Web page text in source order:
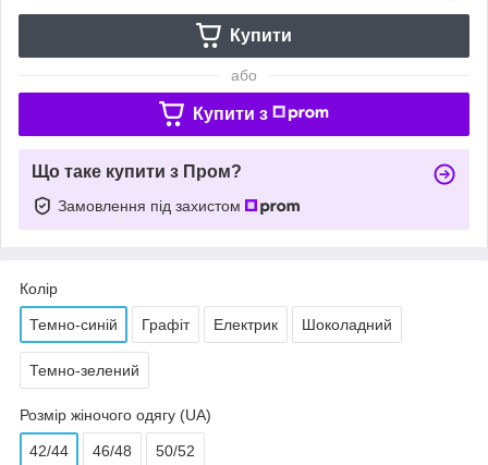
Купити
або
Купити з
Що таке купити з Пром?
Замовлення під захистом
Колір
Темно-синій Графіт Електрик Шоколадний
Темно-зелений
Розмір жіночого одягу (UA)
42/44 46/48 50/52